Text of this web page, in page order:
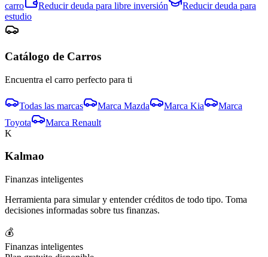
carro
Reducir deuda para libre inversión
Reducir deuda para
estudio
Catálogo de Carros
Encuentra el carro perfecto para ti
Todas las marcas Marca Mazda Marca Kia
Marca
Toyota
Marca Renault
K
Kalmao
Finanzas inteligentes
Herramienta para simular y entender créditos de todo tipo. Toma
decisiones informadas sobre tus finanzas.
💰
Finanzas inteligentes